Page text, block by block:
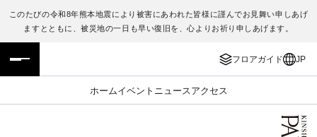
このたびの令和8年熊本地震により被害にあわれた皆様に謹んでお見舞い申しあげ
ますとともに、被災地の一日も早い復旧を、心よりお祈り申しあげます。
フロアガイド JP
ホームイベント ニュース アクセス
フロアガイド
施設案内・アクセス
ENGLISH
繁体字